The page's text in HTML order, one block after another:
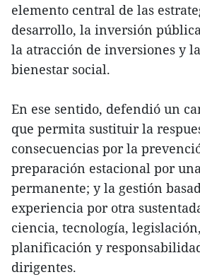
elemento central de las
desarrollo, la inversión
la atracción de inversiones y
bienestar social.
En ese sentido, defendió un
que permita sustituir la
consecuencias por la
preparación estacional por
permanente; y la gestión
experiencia por otra
ciencia, tecnología,
planificación y
dirigentes.